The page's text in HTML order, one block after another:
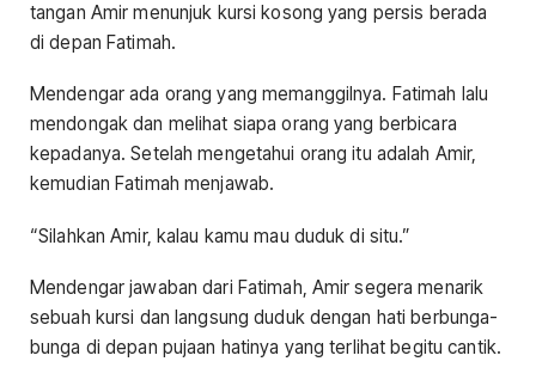
tangan Amir menunjuk kursi kosong yang persis berada
di depan Fatimah.
Mendengar ada orang yang memanggilnya. Fatimah lalu
mendongak dan melihat siapa orang yang berbicara
kepadanya. Setelah mengetahui orang itu adalah Amir,
kemudian Fatimah menjawab.
“Silahkan Amir, kalau kamu mau duduk di situ.”
Mendengar jawaban dari Fatimah, Amir segera menarik
sebuah kursi dan langsung duduk dengan hati berbunga-
bunga di depan pujaan hatinya yang terlihat begitu cantik.